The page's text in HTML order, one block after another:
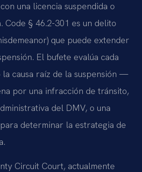
una licencia suspendida o
Code § 46.2-301 es un delito
que puede extender
El bufete evalúa cada
la causa raíz de la suspensión —
por una infracción de tránsito,
del DMV, o una
determinar la estrategia de
Circuit Court, actualmente